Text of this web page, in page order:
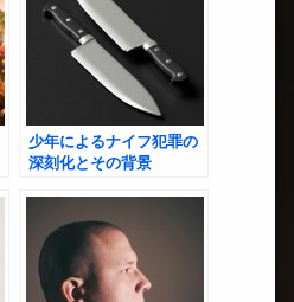
少年によるナイフ犯罪の
深刻化とその背景